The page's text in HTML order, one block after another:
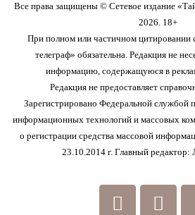
Все права защищены © Сетевое издание
2026. 18+
При полном или частичном цитировании
телеграф» обязательна. Редакция не
информацию, содержащуюся в
Редакция не предоставляет
Зарегистрировано Федеральной службой
информационных технологий и массовых
о регистрации средства массовой
23.10.2014 г. Главный